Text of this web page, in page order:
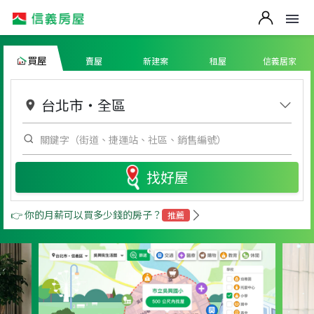
買屋 賣屋 新建案 租屋 信義居家
台北市 ・ 全區
找好屋
👉 你的月薪可以買多少錢的房子？ 推薦